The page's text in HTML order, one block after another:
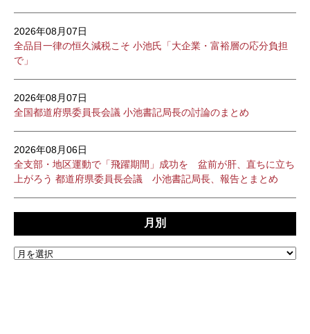
2026年08月07日
全品目一律の恒久減税こそ 小池氏「大企業・富裕層の応分負担
で」
2026年08月07日
全国都道府県委員長会議 小池書記局長の討論のまとめ
2026年08月06日
全支部・地区運動で「飛躍期間」成功を 盆前が肝、直ちに立ち
上がろう 都道府県委員長会議 小池書記局長、報告とまとめ
月別